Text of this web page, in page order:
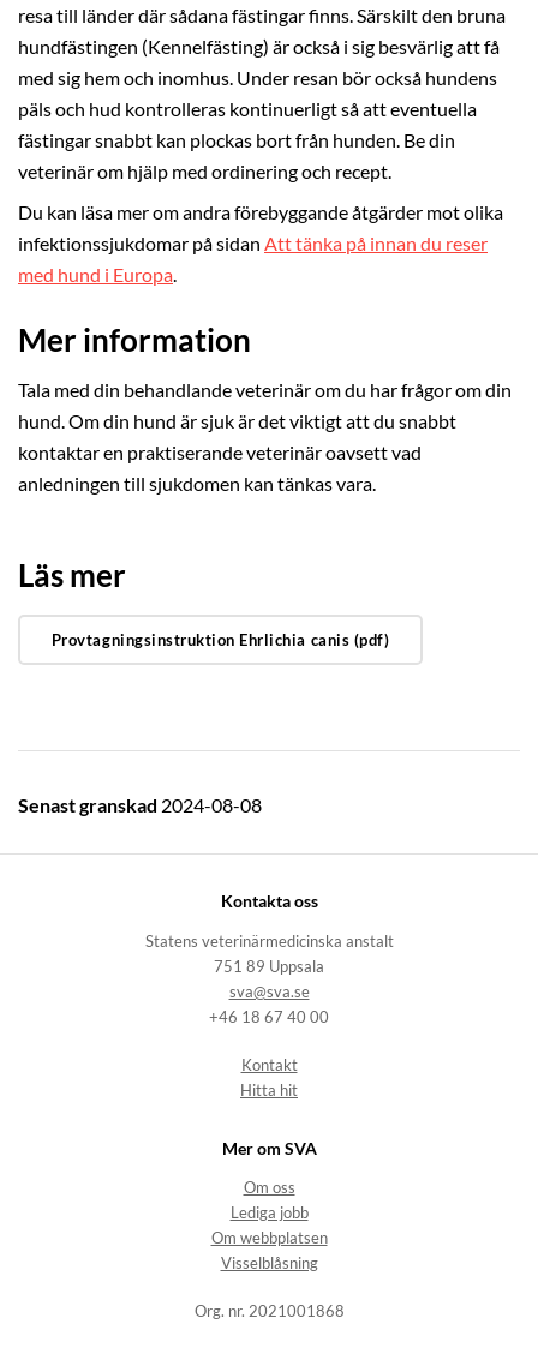
resa till länder där sådana fästingar finns. Särskilt den bruna
hundfästingen (Kennelfästing) är också i sig besvärlig att få
med sig hem och inomhus. Under resan bör också hundens
päls och hud kontrolleras kontinuerligt så att eventuella
fästingar snabbt kan plockas bort från hunden. Be din
veterinär om hjälp med ordinering och recept.
Du kan läsa mer om andra förebyggande åtgärder mot olika
infektionssjukdomar på sidan Att tänka på innan du reser
med hund i Europa.
Mer information
Tala med din behandlande veterinär om du har frågor om din
hund. Om din hund är sjuk är det viktigt att du snabbt
kontaktar en praktiserande veterinär oavsett vad
anledningen till sjukdomen kan tänkas vara.
Läs mer
Provtagningsinstruktion Ehrlichia canis (pdf)
Senast granskad 2024-08-08
Kontakta oss
Statens veterinärmedicinska anstalt
751 89 Uppsala
sva@sva.se
+46 18 67 40 00
Kontakt
Hitta hit
Mer om SVA
Om oss
Lediga jobb
Om webbplatsen
Visselblåsning
Org. nr. 2021001868